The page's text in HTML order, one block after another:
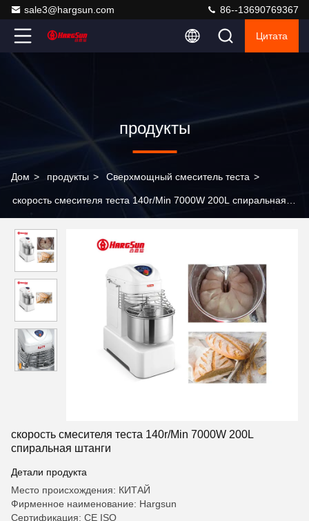
sale3@hargsun.com 86--13690769367
Цитата
продукты
Дом > продукты > Сверхмощный смеситель теста >
скорость смесителя теста 140r/Min 7000W 200L спиральная
скорость смесителя теста 140r/Min 7000W 200L
спиральная штанги
Детали продукта
Место происхождения: КИТАЙ
Фирменное наименование: Hargsun
Сертификация: CE ISO